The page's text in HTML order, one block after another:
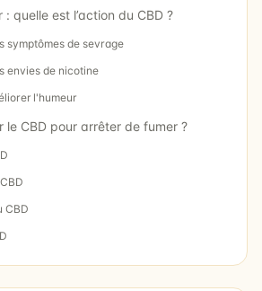
quelle est l’action du CBD ?
symptômes de sevrage
envies de nicotine
l'humeur
le CBD pour arrêter de fumer ?
CBD